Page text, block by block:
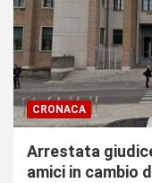
CRONACA
Arrestata
amici in cambio